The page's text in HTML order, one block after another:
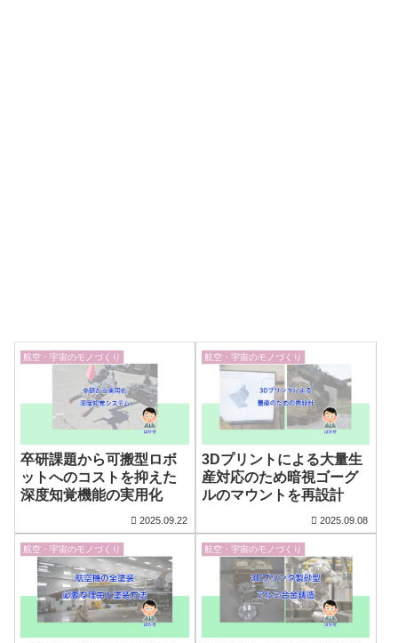
航空・宇宙のモノづくり
卒研課題から可搬型ロボ
ットへのコストを抑えた
深度知覚機能の実用化
2025.09.22
航空・宇宙のモノづくり
3Dプリントによる大量生
産対応のため暗視ゴーグ
ルのマウントを再設計
2025.09.08
航空・宇宙のモノづくり 航空・宇宙のモノづくり